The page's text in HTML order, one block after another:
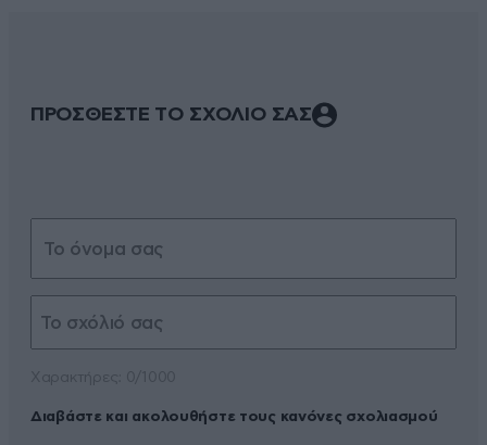
ΠΡΟΣΘΕΣΤΕ ΤΟ ΣΧΟΛΙΟ ΣΑΣ
Διαβάστε και ακολουθήστε τους κανόνες σχολιασμού